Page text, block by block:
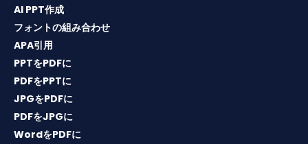
AI PPT作成
フォントの組み合わせ
APA引用
PPTをPDFに
PDFをPPTに
JPGをPDFに
PDFをJPGに
WordをPDFに